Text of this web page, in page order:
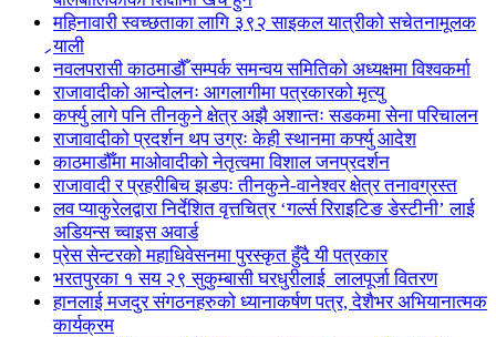
महिनावारी स्वच्छताका लागि ३९२ साइकल यात्रीको सचेतनामूलक
र्‍याली
नवलपरासी काठमाडौँ सम्पर्क समन्वय समितिको अध्यक्षमा विश्वकर्मा
राजावादीको आन्दोलनः आगलागीमा पत्रकारको मृत्यु
कर्फ्यु लागे पनि तीनकुने क्षेत्र अझै अशान्तः सडकमा सेना परिचालन
राजावादीको प्रदर्शन थप उग्रः केही स्थानमा कर्फ्यु आदेश
काठमाडौँमा माओवादीको नेतृत्वमा विशाल जनप्रदर्शन
राजावादी र प्रहरीबिच झडपः तीनकुने-वानेश्वर क्षेत्र तनावग्रस्त
लव प्याकुरेलद्वारा निर्देशित वृत्तचित्र ‘गर्ल्स रिराइटिङ डेस्टीनी’ लाई
अडियन्स च्वाइस अवार्ड
प्रेस सेन्टरको महाधिवेसनमा पुरस्कृत हुँदै यी पत्रकार
भरतपुरका १ सय २९ सुकुम्बासी घरधुरीलाई लालपूर्जा वितरण
हानलाई मजदुर संगठनहरुको ध्यानाकर्षण पत्र, देशैभर अभियानात्मक
कार्यक्रम